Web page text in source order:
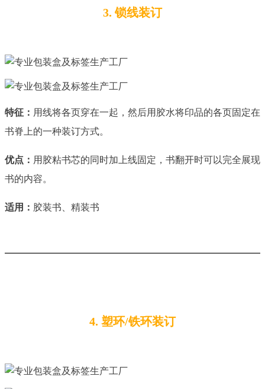
3. 锁线装订
特征： 用线将各页穿在一起，然后用胶水将印品的各页固定在
书脊上的一种装订方式。
优点： 用胶粘书芯的同时加上线固定，书翻开时可以完全展现
书的内容。
适用： 胶装书、精装书
4. 塑环/铁环装订